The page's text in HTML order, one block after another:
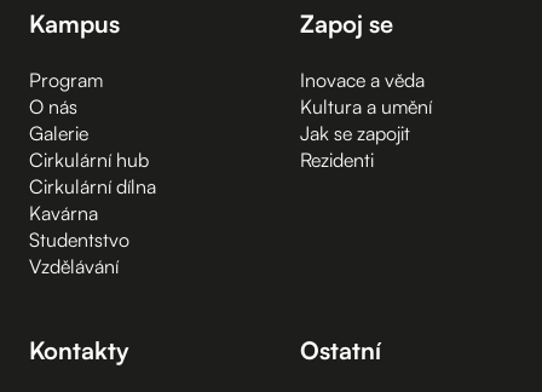
Kampus
Program
O nás
Galerie
Cirkulární hub
Cirkulární dílna
Kavárna
Studentstvo
Vzdělávání
Zapoj se
Inovace a věda
Kultura a umění
Jak se zapojit
Rezidenti
Kontakty Ostatní